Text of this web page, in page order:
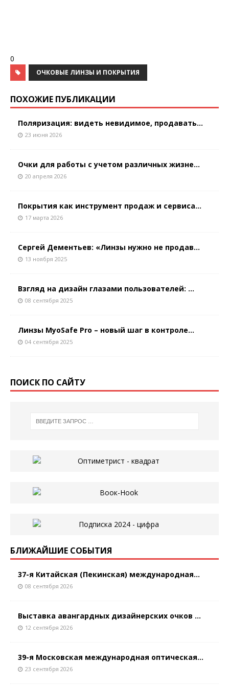
0
ОЧКОВЫЕ ЛИНЗЫ И ПОКРЫТИЯ
ПОХОЖИЕ ПУБЛИКАЦИИ
Поляризация: видеть невидимое, продавать...
23 июня 2026
Очки для работы с учетом различных жизне...
20 апреля 2026
Покрытия как инструмент продаж и сервиса...
17 марта 2026
Сергей Дементьев: «Линзы нужно не продав...
13 ноября 2025
Взгляд на дизайн глазами пользователей: ...
08 сентября 2025
Линзы MyoSafe Pro – новый шаг в контроле...
04 сентября 2025
ПОИСК ПО САЙТУ
БЛИЖАЙШИЕ СОБЫТИЯ
37-я Китайская (Пекинская) международная...
08 сентября 2026
Выставка авангардных дизайнерских очков ...
12 сентября 2026
39-я Московская международная оптическая...
23 сентября 2026